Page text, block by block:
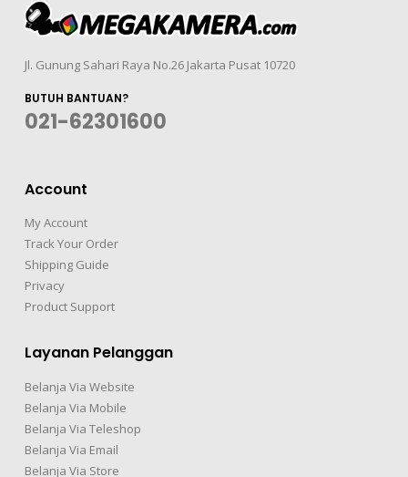
Jl. Gunung Sahari Raya No.26 Jakarta Pusat 10720
BUTUH BANTUAN?
021-62301600
Account
My Account
Track Your Order
Shipping Guide
Privacy
Product Support
Layanan Pelanggan
Belanja Via Website
Belanja Via Mobile
Belanja Via Teleshop
Belanja Via Email
Belanja Via Store